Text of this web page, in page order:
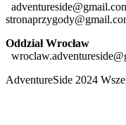
Oddział Wrocław
AdventureSide 2024